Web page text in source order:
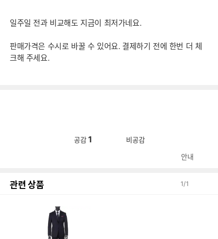
일주일 전과 비교해도 지금이 최저가네요.
판매가격은 수시로 바꿀 수 있어요. 결제하기 전에 한번 더 체
크해 주세요.
공감 1 비공감
안내
관련 상품 1/1